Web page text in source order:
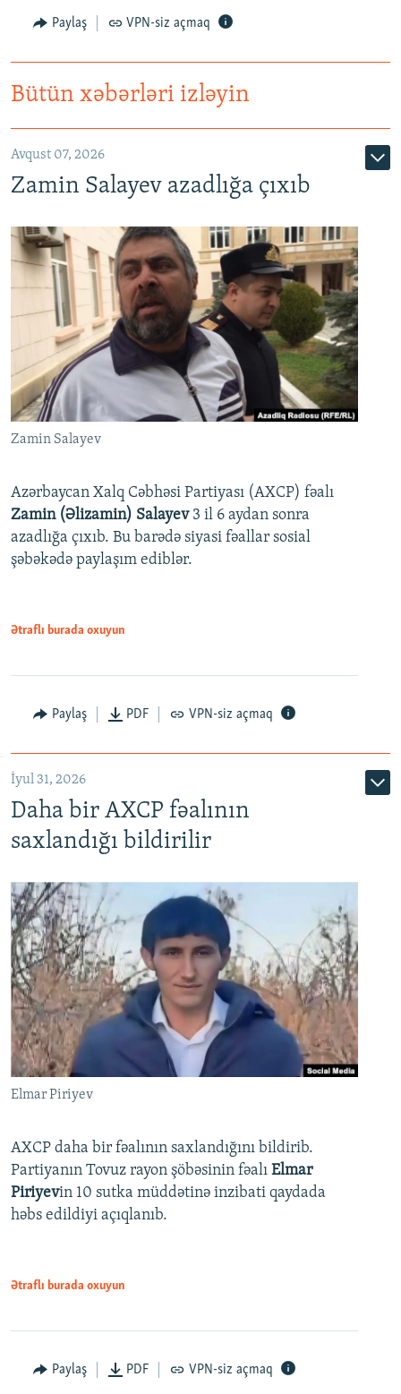
Paylaş VPN-siz açmaq
Bütün xəbərləri izləyin
Avqust 07, 2026
Zamin Salayev azadlığa çıxıb
Zamin Salayev
Azərbaycan Xalq Cəbhəsi Partiyası (AXCP) fəalı
Zamin (Əlizamin) Salayev 3 il 6 aydan sonra
azadlığa çıxıb. Bu barədə siyasi fəallar sosial
şəbəkədə paylaşım ediblər.
Ətraflı burada oxuyun
Paylaş PDF VPN-siz açmaq
İyul 31, 2026
Daha bir AXCP fəalının
saxlandığı bildirilir
Elmar Piriyev
AXCP daha bir fəalının saxlandığını bildirib.
Partiyanın Tovuz rayon şöbəsinin fəalı Elmar
Piriyevin 10 sutka müddətinə inzibati qaydada
həbs edildiyi açıqlanıb.
Ətraflı burada oxuyun
Paylaş PDF VPN-siz açmaq